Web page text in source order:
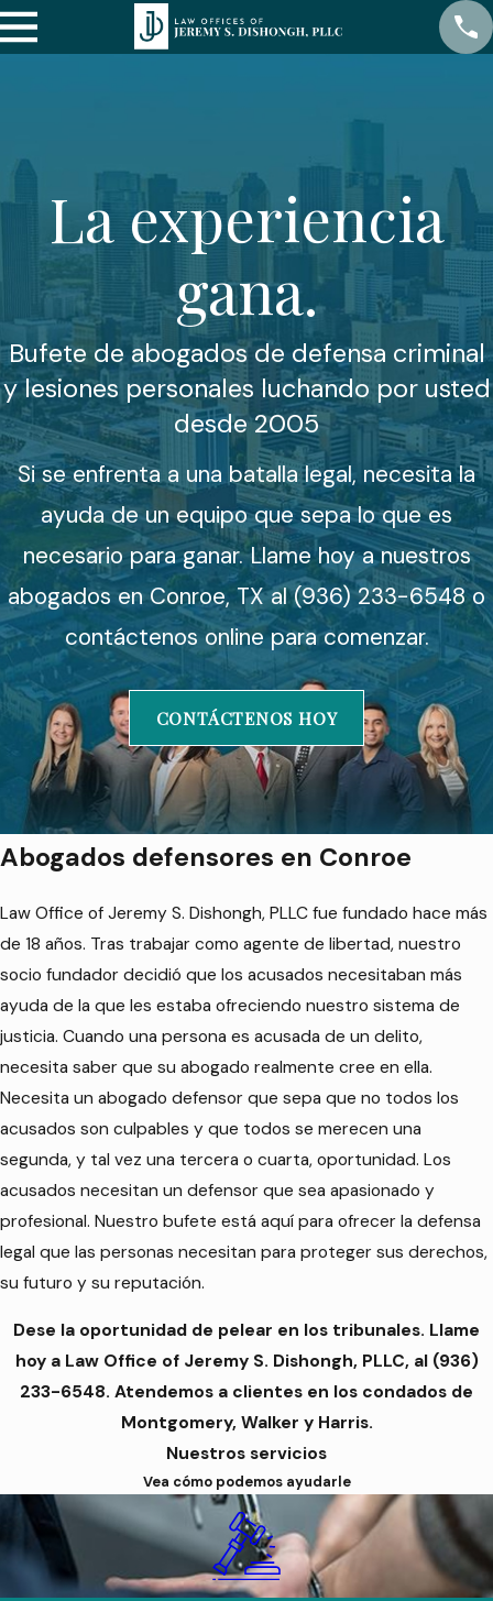
La experiencia
gana.
Bufete de abogados de defensa criminal
y lesiones personales luchando por usted
desde 2005
Si se enfrenta a una batalla legal, necesita la
ayuda de un equipo que sepa lo que es
necesario para ganar. Llame hoy a nuestros
abogados en Conroe, TX al (936) 233-6548 o
contáctenos online para comenzar.
CONTÁCTENOS HOY
Abogados defensores en Conroe
Law Office of Jeremy S. Dishongh, PLLC fue fundado hace más
de 18 años. Tras trabajar como agente de libertad, nuestro
socio fundador decidió que los acusados necesitaban más
ayuda de la que les estaba ofreciendo nuestro sistema de
justicia. Cuando una persona es acusada de un delito,
necesita saber que su abogado realmente cree en ella.
Necesita un abogado defensor que sepa que no todos los
acusados son culpables y que todos se merecen una
segunda, y tal vez una tercera o cuarta, oportunidad. Los
acusados necesitan un defensor que sea apasionado y
profesional. Nuestro bufete está aquí para ofrecer la defensa
legal que las personas necesitan para proteger sus derechos,
su futuro y su reputación.
Dese la oportunidad de pelear en los tribunales. Llame
hoy a Law Office of Jeremy S. Dishongh, PLLC, al (936)
233-6548. Atendemos a clientes en los condados de
Montgomery, Walker y Harris.
Nuestros servicios
Vea cómo podemos ayudarle